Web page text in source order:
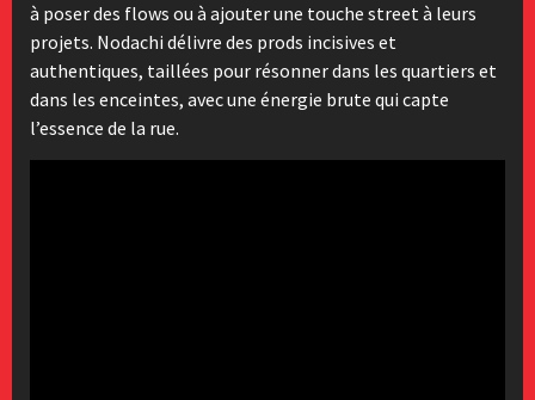
à poser des flows ou à ajouter une touche street à leurs
projets. Nodachi délivre des prods incisives et
authentiques, taillées pour résonner dans les quartiers et
dans les enceintes, avec une énergie brute qui capte
l’essence de la rue.